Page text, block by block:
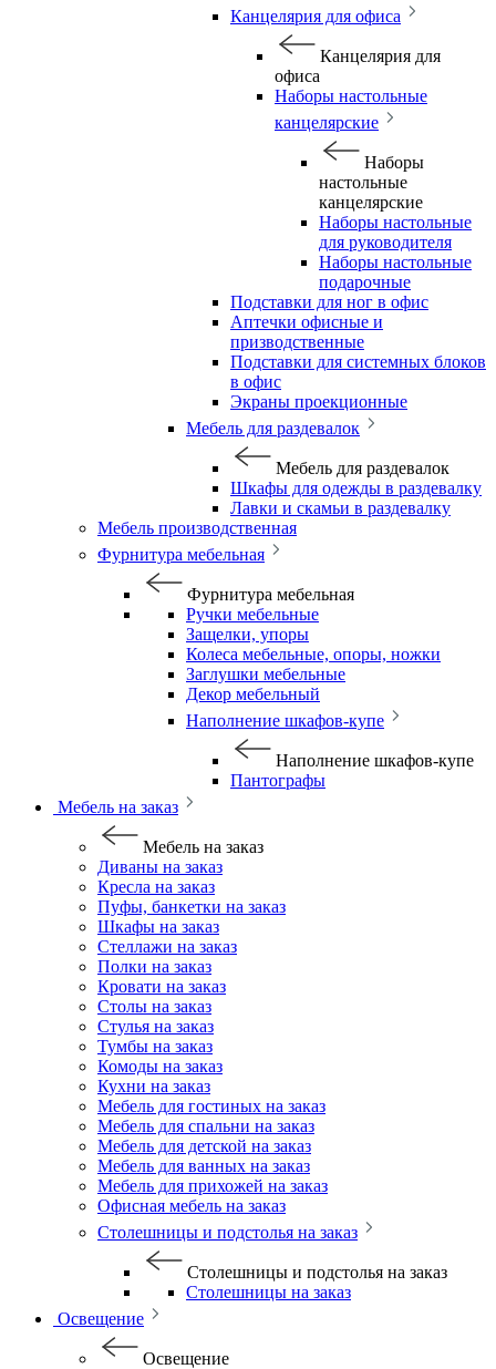
Канцелярия для офиса
Канцелярия для
офиса
Наборы настольные
канцелярские
Наборы
настольные
канцелярские
Наборы настольные
для руководителя
Наборы настольные
подарочные
Подставки для ног в офис
Аптечки офисные и
призводственные
Подставки для системных блоков
в офис
Экраны проекционные
Мебель для раздевалок
Мебель для раздевалок
Шкафы для одежды в раздевалку
Лавки и скамьи в раздевалку
Мебель производственная
Фурнитура мебельная
Фурнитура мебельная
Ручки мебельные
Защелки, упоры
Колеса мебельные, опоры, ножки
Заглушки мебельные
Декор мебельный
Наполнение шкафов-купе
Наполнение шкафов-купе
Пантографы
Мебель на заказ
Мебель на заказ
Диваны на заказ
Кресла на заказ
Пуфы, банкетки на заказ
Шкафы на заказ
Стеллажи на заказ
Полки на заказ
Кровати на заказ
Столы на заказ
Стулья на заказ
Тумбы на заказ
Комоды на заказ
Кухни на заказ
Мебель для гостиных на заказ
Мебель для спальни на заказ
Мебель для детской на заказ
Мебель для ванных на заказ
Мебель для прихожей на заказ
Офисная мебель на заказ
Столешницы и подстолья на заказ
Столешницы и подстолья на заказ
Столешницы на заказ
Освещение
Освещение